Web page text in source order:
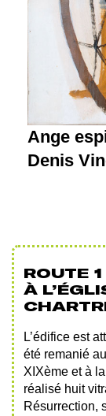
Ange
Denis
ROUTE
À
L’édifice est
été remanié
XIXème et à
réalisé huit
Résurrection,